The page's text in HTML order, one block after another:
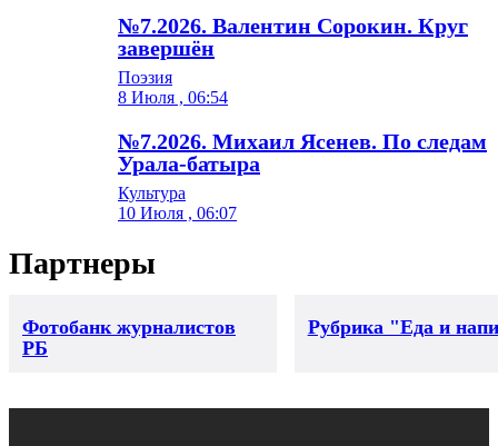
№7.2026. Валентин Сорокин. Круг
завершён
Поэзия
8 Июля , 06:54
№7.2026. Михаил Ясенев. По следам
Урала-батыра
Культура
10 Июля , 06:07
Партнеры
Фотобанк журналистов
РБ
Рубрика "Еда и